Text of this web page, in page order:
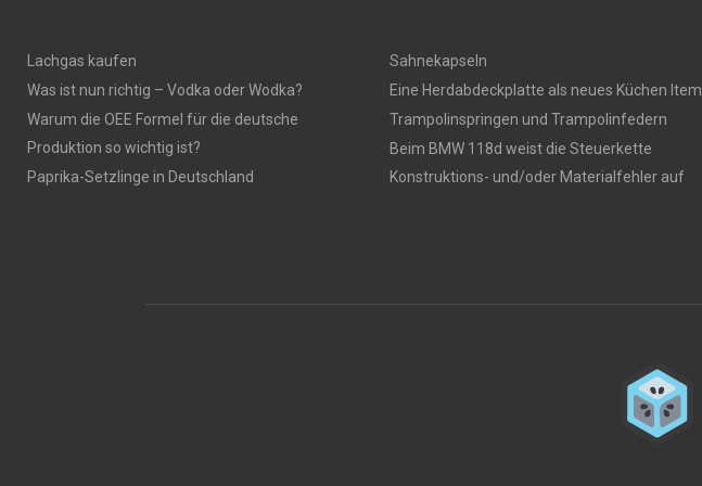
Lachgas kaufen
Was ist nun richtig – Vodka oder Wodka?
Warum die OEE Formel für die deutsche
Produktion so wichtig ist?
Paprika-Setzlinge in Deutschland
Sahnekapseln
Eine Herdabdeckplatte als neues Küchen Item
Trampolinspringen und Trampolinfedern
Beim BMW 118d weist die Steuerkette
Konstruktions- und/oder Materialfehler auf